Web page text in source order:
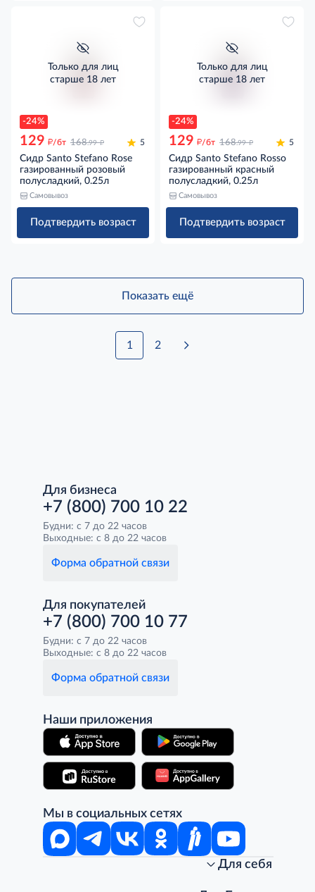
-24%
Только для лиц
старше 18 лет
129 д/бт 168.99 д 5
Сидр Santo Stefano Rose
газированный розовый
полусладкий, 0.25л
Самовывоз
Подтвердить возраст
-24%
Только для лиц
старше 18 лет
129 д/бт 168.99 д 5
Сидр Santo Stefano Rosso
газированный красный
полусладкий, 0.25л
Самовывоз
Подтвердить возраст
Показать ещё
1 2
Для бизнеса
+7 (800) 700 10 22
Будни: с 7 до 22 часов
Выходные: с 8 до 22 часов
Форма обратной связи
Для покупателей
+7 (800) 700 10 77
Будни: с 7 до 22 часов
Выходные: с 8 до 22 часов
Форма обратной связи
Наши приложения
Мы в социальных сетях
Для себя